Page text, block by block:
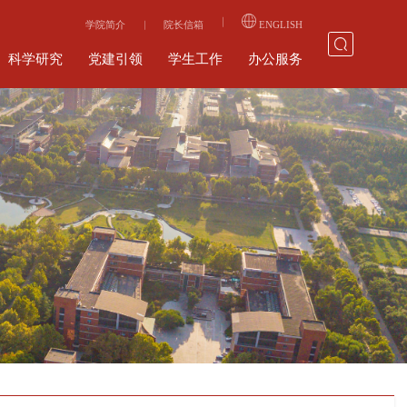
学院简介 院长信箱 ENGLISH
科学研究 党建引领 学生工作 办公服务